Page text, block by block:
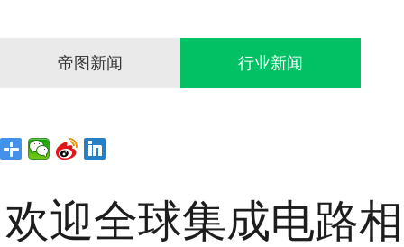
帝图新闻 行业新闻
欢迎全球集成电路